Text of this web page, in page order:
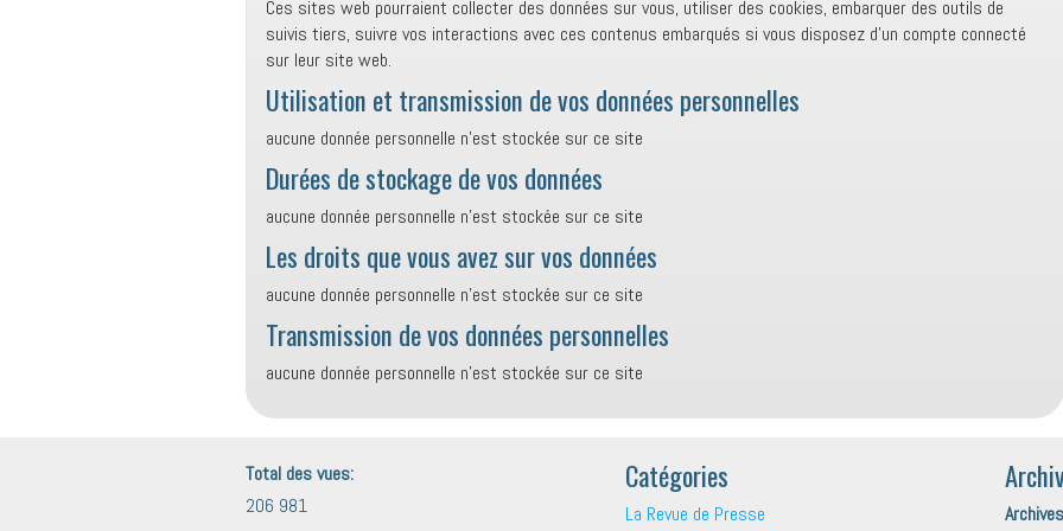
Ces sites web pourraient collecter des données sur vous, utiliser des cookies, embarquer des outils de
suivis tiers, suivre vos interactions avec ces contenus embarqués si vous disposez d’un compte connecté
sur leur site web.
Utilisation et transmission de vos données personnelles
aucune donnée personnelle n’est stockée sur ce site
Durées de stockage de vos données
aucune donnée personnelle n’est stockée sur ce site
Les droits que vous avez sur vos données
aucune donnée personnelle n’est stockée sur ce site
Transmission de vos données personnelles
aucune donnée personnelle n’est stockée sur ce site
Total des vues:
206 981
Catégories
La Revue de Presse
Archives